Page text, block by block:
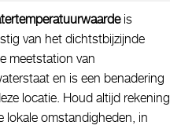
is
van het dichtstbijzijnde
meetstation van
en is een benadering
locatie. Houd altijd rekening
lokale omstandigheden, in